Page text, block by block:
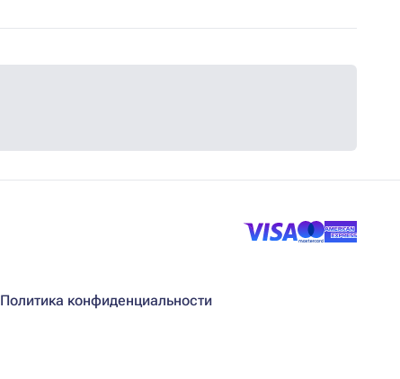
Политика конфиденциальности